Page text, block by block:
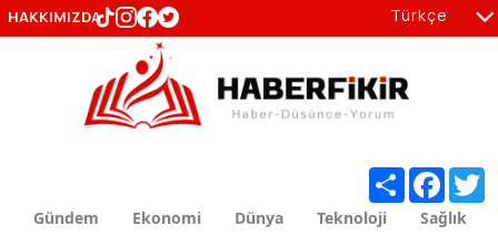
Gündem Ekonomi Dünya Teknoloji Sağlık
Share
Türkçe
en
HAKKIMIZDA